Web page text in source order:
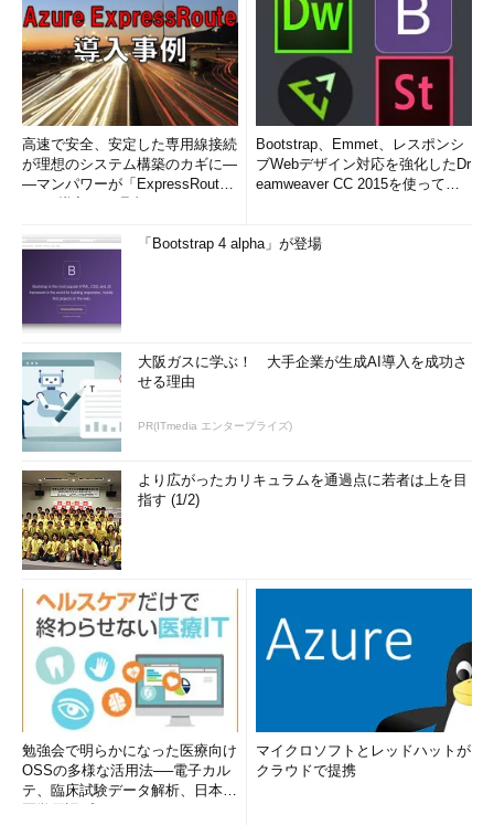
高速で安全、安定した専用線接続
が理想のシステム構築のカギに―
―マンパワーが「ExpressRout
Bootstrap、Emmet、レスポンシ
ブWebデザイン対応を強化したDr
eamweaver CC 2015を使って
「Bootstrap 4 alpha」が登場
大阪ガスに学ぶ！ 大手企業が生成AI導入を成功さ
せる理由
PR(ITmedia エンタープライズ)
より広がったカリキュラムを通過点に若者は上を目
指す (1/2)
勉強会で明らかになった医療向け
OSSの多様な活用法──電子カル
テ、臨床試験データ解析、日本語
マイクロソフトとレッドハットが
クラウドで提携